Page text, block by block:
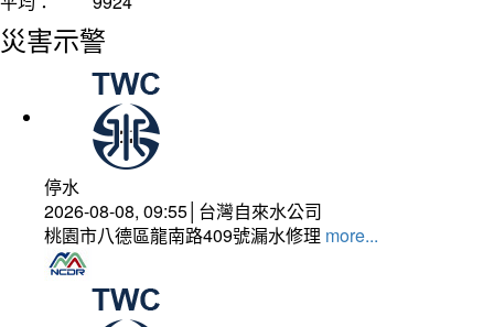
災害示警
停水
2026-08-08, 09:55│台灣自來水公司
桃園市八德區龍南路409號漏水修理 more...